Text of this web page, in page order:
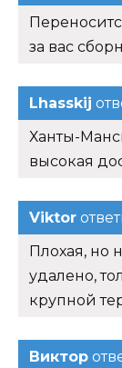
за вас
Lhasskij
Ханты-
высокая
Viktor
Плохая, но
удалено,
крупной
Виктор